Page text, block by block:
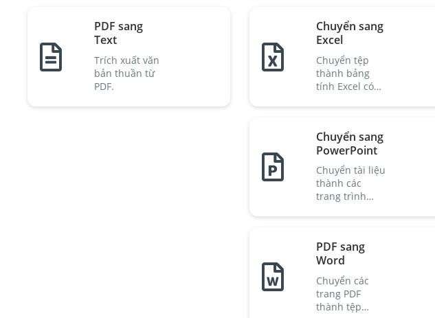
PDF sang
Text
Trích xuất văn
bản thuần từ
PDF.
Chuyển sang
Excel
Chuyển tệp
thành bảng
tính Excel có
Chuyển sang
PowerPoint
Chuyển tài liệu
thành các
trang trình
PDF sang
Word
Chuyển các
trang PDF
thành tệp